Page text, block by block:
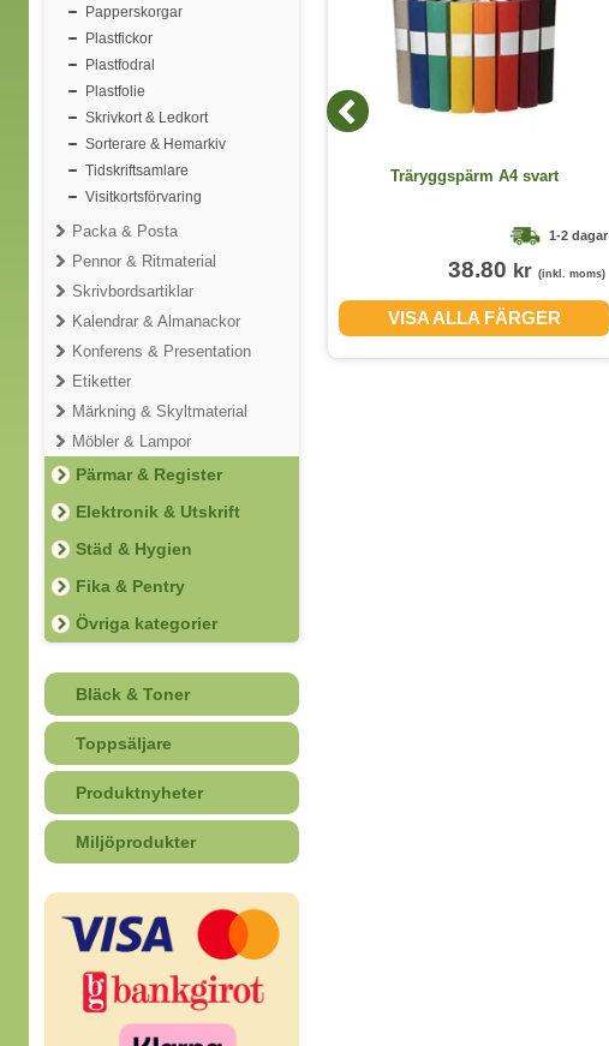
Papperskorgar
Plastfickor
Plastfodral
Plastfolie
Skrivkort & Ledkort
Sorterare & Hemarkiv
Tidskriftsamlare
Visitkortsförvaring
Packa & Posta
Pennor & Ritmaterial
Skrivbordsartiklar
Kalendrar & Almanackor
Konferens & Presentation
Etiketter
Märkning & Skyltmaterial
Möbler & Lampor
Pärmar & Register
Elektronik & Utskrift
Städ & Hygien
Fika & Pentry
Övriga kategorier
Bläck & Toner
Toppsäljare
Produktnyheter
Miljöprodukter
Engångshandskar Nitril Svart M
100st/fp
67.50kr
VISA ALLA STORLEKAR
Träryggspärm A4 svart
1-2 dagar
38.80 kr (inkl. moms)
VISA ALLA FÄRGER